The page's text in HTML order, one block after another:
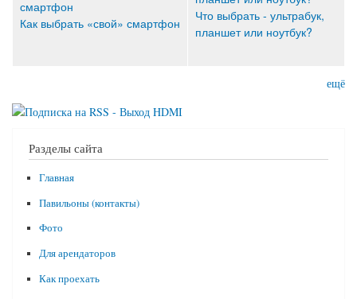
Как выбрать «свой» смартфон
Что выбрать - ультрабук,
планшет или ноутбук?
ещё
Разделы сайта
Главная
Павильоны (контакты)
Фото
Для арендаторов
Как проехать